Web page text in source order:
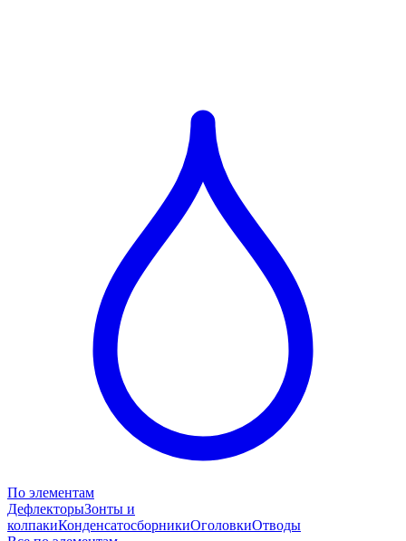
По элементам
ДефлекторыЗонты и
колпакиКонденсатосборникиОголовкиОтводы